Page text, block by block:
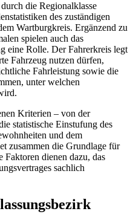
die Regionalklasse
des zuständigen
Wartburgkreis. Ergänzend zu
spielen auch das
eine Rolle. Der Fahrerkreis legt
Fahrzeug nutzen dürfen,
Fahrleistung sowie die
unter welchen
Kriterien – von der
statistische Einstufung des
und dem
zusammen die Grundlage für
Faktoren dienen dazu, das
sachlich